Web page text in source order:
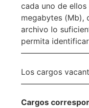
cada uno de
megabytes (Mb),
archivo lo
permita
Los cargos
Cargos